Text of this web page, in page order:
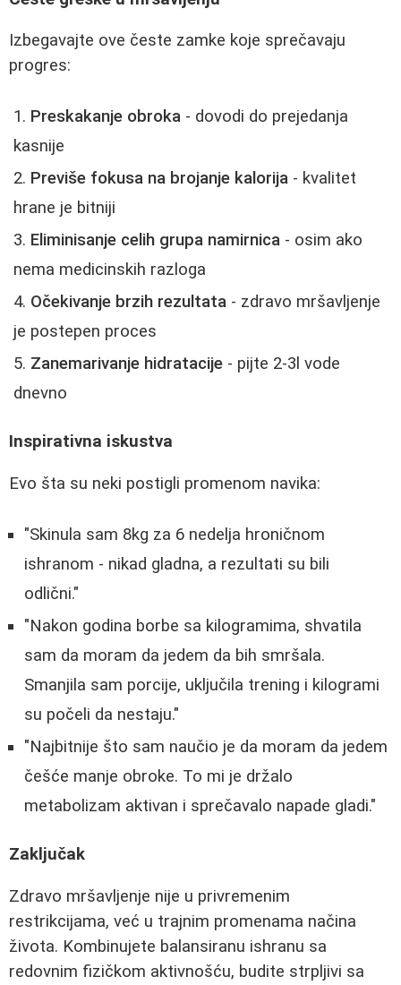
Izbegavajte ove česte zamke koje sprečavaju
progres:
Preskakanje obroka - dovodi do prejedanja
kasnije
Previše fokusa na brojanje kalorija - kvalitet
hrane je bitniji
Eliminisanje celih grupa namirnica - osim ako
nema medicinskih razloga
Očekivanje brzih rezultata - zdravo mršavljenje
je postepen proces
Zanemarivanje hidratacije - pijte 2-3l vode
dnevno
Inspirativna iskustva
Evo šta su neki postigli promenom navika:
"Skinula sam 8kg za 6 nedelja hroničnom
ishranom - nikad gladna, a rezultati su bili
odlični."
"Nakon godina borbe sa kilogramima, shvatila
sam da moram da jedem da bih smršala.
Smanjila sam porcije, uključila trening i kilogrami
su počeli da nestaju."
"Najbitnije što sam naučio je da moram da jedem
češće manje obroke. To mi je držalo
metabolizam aktivan i sprečavalo napade gladi."
Zaključak
Zdravo mršavljenje nije u privremenim
restrikcijama, već u trajnim promenama načina
života. Kombinujete balansiranu ishranu sa
redovnim fizičkom aktivnošću, budite strpljivi sa